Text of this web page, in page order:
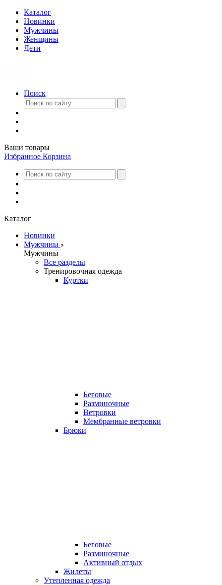
Каталог
Новинки
Мужчины
Женщины
Дети
Поиск
Ваши товары
Избранное Корзина
Каталог
Новинки
Мужчины
Мужчины
Все разделы
Тренировочная одежда
Куртки
Беговые
Разминочные
Ветровки
Мембранные ветровки
Брюки
Беговые
Разминочные
Активный отдых
Жилеты
Утепленная одежда